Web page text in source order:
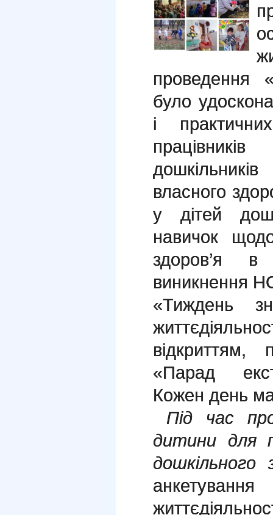
проведення
було
і
власного
у дітей
навичок
здоров’я
виникнення
«Тиждень
відкриттям,
«Парад
Кожен день
Під час
дитини для
дошкільного